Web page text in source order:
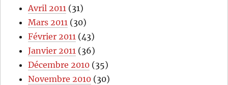
Avril 2011 (31)
Mars 2011 (30)
Février 2011 (43)
Janvier 2011 (36)
Décembre 2010 (35)
Novembre 2010 (30)